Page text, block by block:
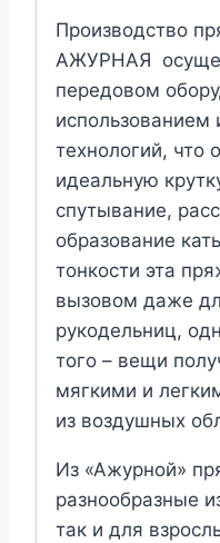
Производство
АЖУРНАЯ
передовом
использованием
технологий, что
идеальную
спутывание,
образование
тонкости эта
вызовом даже
рукодельниц,
того – вещи
мягкими и
из воздушных
Из «Ажурной»
разнообразные
так и для